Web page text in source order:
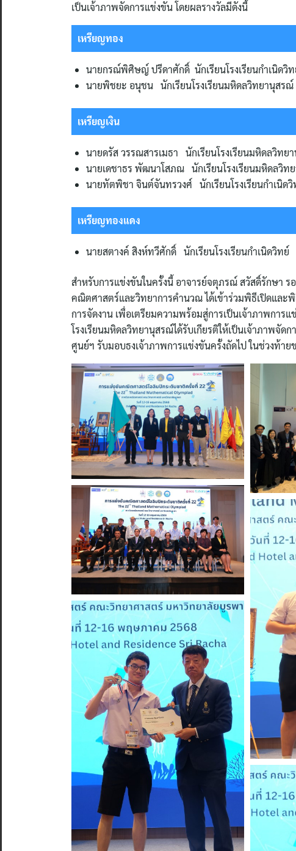
เป็นเจ้าภาพจัดการแข่งขัน โดยผลรางวัลมีดังนี้
เหรียญทอง
นายกรณ์พิศิษญ์ ปรีดาศักดิ์ นักเรียนโรงเรียนกำเนิดวิ
นายพิชยะ อนุชน นักเรียนโรงเรียนมหิดลวิทยานุสรณ์
เหรียญเงิน
นายดรัส วรรณสารเมธา นักเรียนโรงเรียนมหิดลวิทย
นายเดชาธร พัฒนาโสภณ นักเรียนโรงเรียนมหิดลวิท
นายทัตพิชา จินต์จันทรวงศ์ นักเรียนโรงเรียนกำเนิดวิ
เหรียญทองแดง
นายสตางค์ สิงห์ทวีศักดิ์ นักเรียนโรงเรียนกำเนิดวิทย์
สำหรับการแข่งขันในครั้งนี้ อาจารย์จตุภรณ์ สวัสดิ์รักษา
คณิตศาสตร์และวิทยาการคำนวณ ได้เข้าร่วมพิธีเปิดแล
การจัดงาน เพื่อเตรียมความพร้อมสู่การเป็นเจ้าภาพกา
โรงเรียนมหิดลวิทยานุสรณ์ได้รับเกียรติให้เป็นเจ้าภาพจั
ศูนย์ฯ รับมอบธงเจ้าภาพการแข่งขันครั้งถัดไป ในช่วงท้